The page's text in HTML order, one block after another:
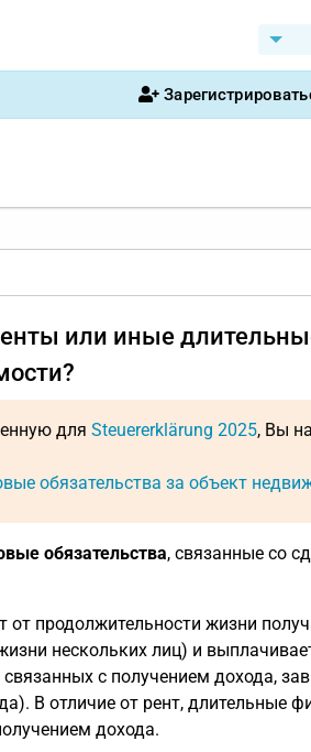
или иные
для Steuererklärung 2025, Вы
обязательства за объект
обязательства, связанные со
от продолжительности жизни
нескольких лиц) и
с получением дохода,
В отличие от рент, длительные
дохода.